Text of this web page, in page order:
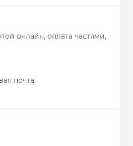
онлайн, оплата частями,
почта.